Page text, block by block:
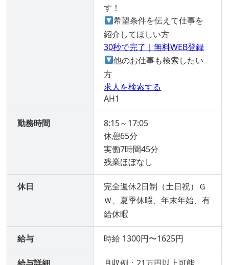
す！
希望条件を伝えて仕事を
紹介してほしい方
30秒で完了｜無料WEB登録
他のお仕事も検索したい
方
求人を検索する
AH1
勤務時間
8:15～17:05
休憩65分
実働7時間45分
残業ほぼなし
休日
完全週休2日制（土日祝）Ｇ
Ｗ、夏季休暇、年末年始、有
給休暇
給与 時給 1300円〜1625円